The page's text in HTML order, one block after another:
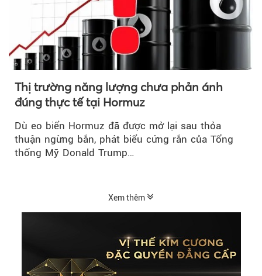
Thị trường năng lượng chưa phản ánh
đúng thực tế tại Hormuz
Dù eo biển Hormuz đã được mở lại sau thỏa
thuận ngừng bắn, phát biểu cứng rắn của Tổng
thống Mỹ Donald Trump…
Xem thêm